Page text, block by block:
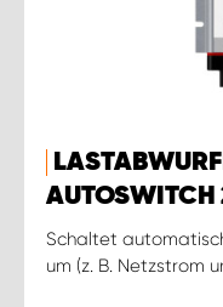
AUTOSWITCH
Schaltet
um (z. B. Netzstrom